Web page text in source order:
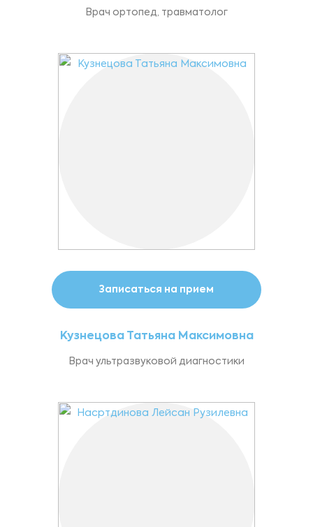
Врач ортопед, травматолог
Записаться на прием
Кузнецова Татьяна Максимовна
Врач ультразвуковой диагностики